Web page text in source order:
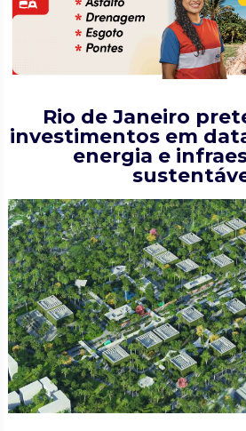
Rio de Janeiro
investimentos em
energia e